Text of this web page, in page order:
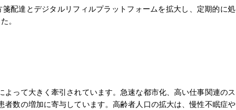
配達とデジタルリフィルプラットフォームを拡大し、定期的に処
。
って大きく牽引されています。急速な都市化、高い仕事関連のス
者数の増加に寄与しています。高齢者人口の拡大は、慢性不眠症や